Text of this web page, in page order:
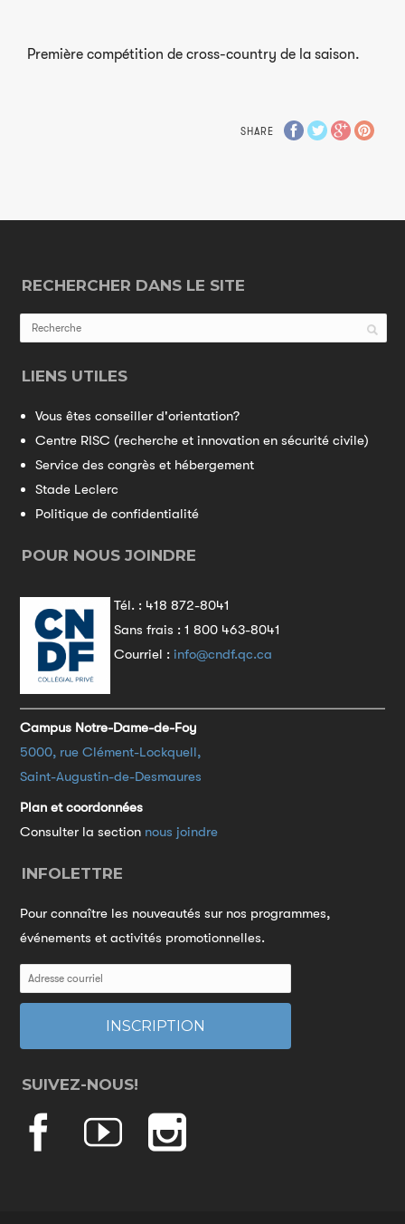
Première compétition de cross-country de la saison.
SHARE
RECHERCHER DANS LE SITE
LIENS UTILES
Vous êtes conseiller d'orientation?
Centre RISC (recherche et innovation en sécurité civile)
Service des congrès et hébergement
Stade Leclerc
Politique de confidentialité
POUR NOUS JOINDRE
Tél. : 418 872-8041
Sans frais :1 800 463-8041
Courriel :info@cndf.qc.ca
Campus Notre-Dame-de-Foy
5000, rue Clément-Lockquell,
Saint-Augustin-de-Desmaures
Plan et coordonnées
Consulter la section nous joindre
INFOLETTRE
Pour connaître les nouveautés sur nos programmes,
événements et activités promotionnelles.
SUIVEZ-NOUS!